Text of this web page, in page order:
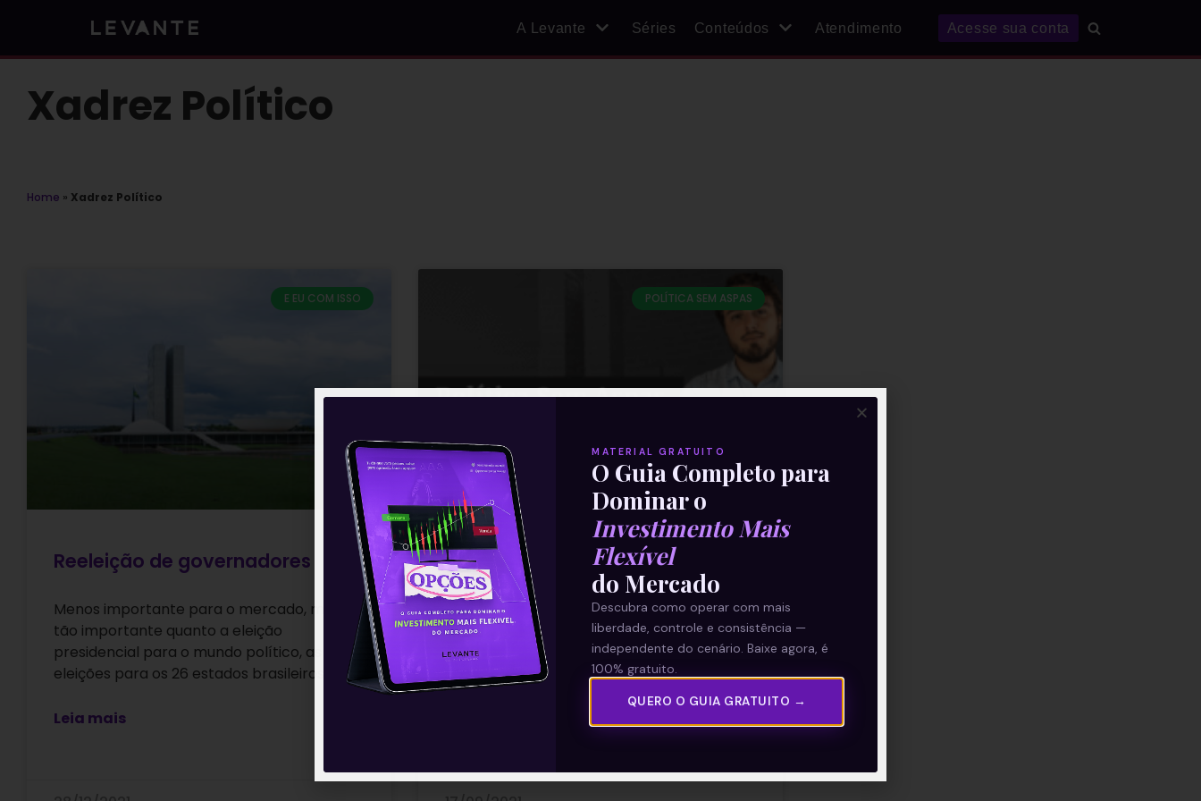
A Levante Séries Conteúdos Atendimento Acesse sua conta
Xadrez Político
Home » Xadrez Político
E EU COM ISSO
Reeleição de governadores
Menos importante para o mercado, mas
tão importante quanto a eleição
presidencial para o mundo político, as
eleições para os 26 estados brasileiros e o
Leia mais
POLÍTICA SEM ASPAS
Da água ao vinho (ou vice-
versa)
É comum que se ouça por aí a expressão
“da água ao vinho” para referir-se a uma
pessoa que mudou muito.
Vertiginosamente. Ao mesmo tempo,
MATERIAL GRATUITO
O Guia Completo para
Dominar o
Investimento Mais
Flexível
do Mercado
Descubra como operar com mais
liberdade, controle e consistência —
independente do cenário. Baixe agora, é
100% gratuito.
QUERO O GUIA GRATUITO →